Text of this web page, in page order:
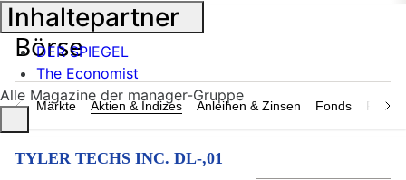
Märkte Aktien & Indizes Anleihen & Zinsen Fonds
TYLER TECHS INC. DL-,01
Inhaltepartner
DER SPIEGEL
The Economist
Alle Magazine der manager-Gruppe